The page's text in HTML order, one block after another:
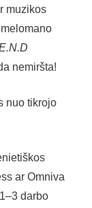
muzikos
nemiršta!
nuo tikrojo
ar Omniva
darbo